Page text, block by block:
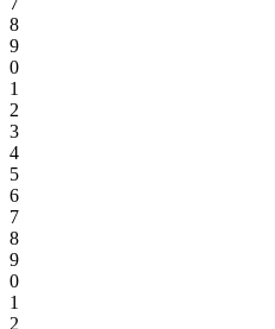
8
9
0
1
2
3
4
5
6
7
8
9
0
1
2